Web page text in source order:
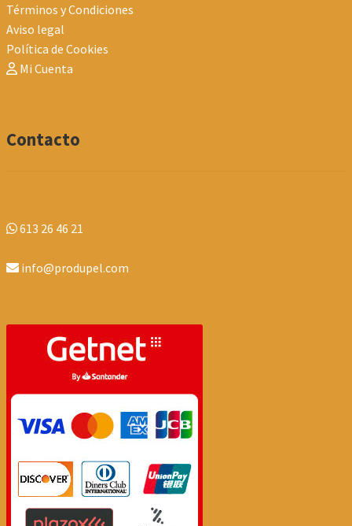
Términos y Condiciones
Aviso legal
Política de Cookies
Mi Cuenta
Contacto
613 26 46 21
info@produpel.com